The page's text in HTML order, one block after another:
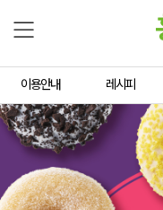
이용안내 레시피